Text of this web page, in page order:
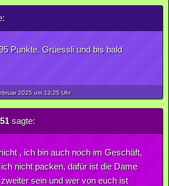
Punkte. Grüessli und bis bald
2025um 13:25 Uhr
sagte:
, ich bin auch noch im Geschäft,
nicht packen, dafür ist die Dame
sein und wer von euch ist